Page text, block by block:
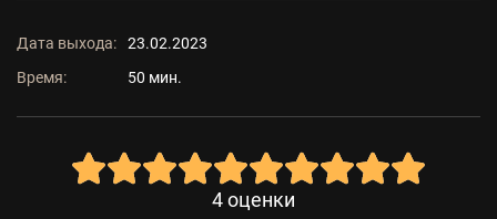
Дата выхода:
23.02.2023
Время:
50 мин.
4 оценки